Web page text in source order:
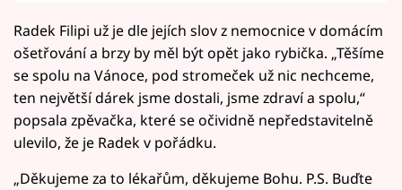
Radek Filipi už je dle jejích slov z nemocnice v domácím
ošetřování a brzy by měl být opět jako rybička. „Těšíme
se spolu na Vánoce, pod stromeček už nic nechceme,
ten největší dárek jsme dostali, jsme zdraví a spolu,“
popsala zpěvačka, které se očividně nepředstavitelně
ulevilo, že je Radek v pořádku.
„Děkujeme za to lékařům, děkujeme Bohu. P.S. Buďte